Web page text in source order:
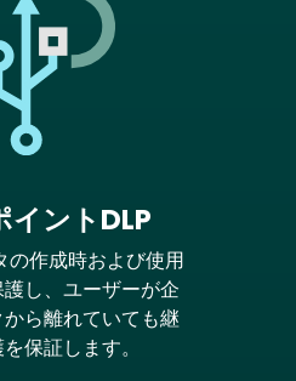
イントDLP
の作成時および使用
し、ユーザーが企
ら離れていても継
保証します。